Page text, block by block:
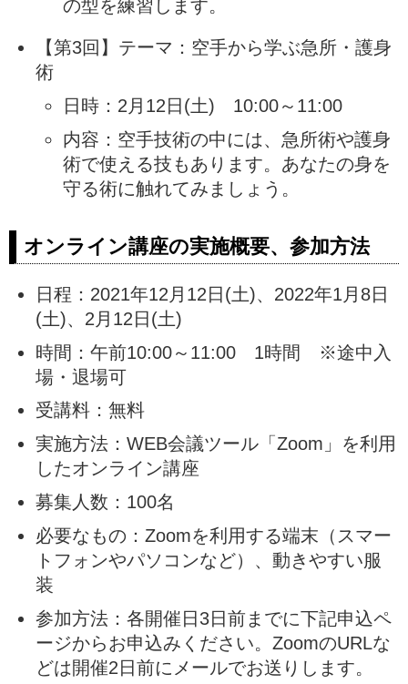
の型を練習します。
【第3回】テーマ：空手から学ぶ急所・護身
術
日時：2月12日(土) 10:00～11:00
内容：空手技術の中には、急所術や護身
術で使える技もあります。あなたの身を
守る術に触れてみましょう。
オンライン講座の実施概要、参加方法
日程：2021年12月12日(土)、2022年1月8日
(土)、2月12日(土)
時間：午前10:00～11:00 1時間 ※途中入
場・退場可
受講料：無料
実施方法：WEB会議ツール「Zoom」を利用
したオンライン講座
募集人数：100名
必要なもの：Zoomを利用する端末（スマー
トフォンやパソコンなど）、動きやすい服
装
参加方法：各開催日3日前までに下記申込ペ
ージからお申込みください。ZoomのURLな
どは開催2日前にメールでお送りします。